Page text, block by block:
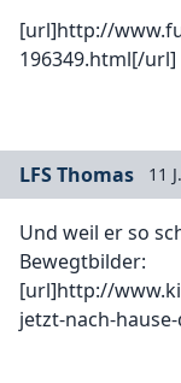
[url]http://
196349.html[/url]
LFS Thomas 11 J.
Und weil er so
Bewegtbilder:
[url]http://
jetzt-nach-